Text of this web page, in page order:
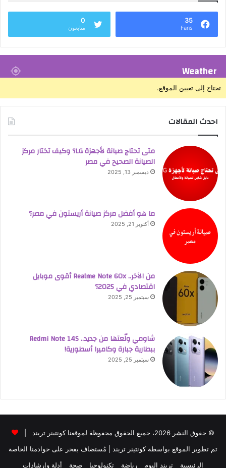
35
Fans
0
متابعون
Weather
تحتاج إلى تعيين الموقع.
احدث المقالات
متى تحتاج صيانة لأجهزة LG؟ وكيف تختار مركز
الصيانة الصحيح في مصر
ديسمبر 13, 2025
ما هو أفضل مركز صيانة أريستون في مصر؟
أكتوبر 21, 2025
من الآخر.. Realme Note 60x أقوى موبايل
اقتصادي في 2025؟
سبتمبر 25, 2025
شاومي ولّعتها من جديد.. Redmi Note 14S
ببطارية جبارة وكاميرا أسطورية!
سبتمبر 25, 2025
© حقوق النشر 2026، جميع الحقوق محفوظة لموقعنا كونتينر تريند |
تم تطوير الموقع بواسطةكونتينر تريند | مُستضاف بفخر على خوادمنا الخاصة
الرئيسية
تريند اليوم رياضة تكنولوجيا صحة أدلة وإرشادات